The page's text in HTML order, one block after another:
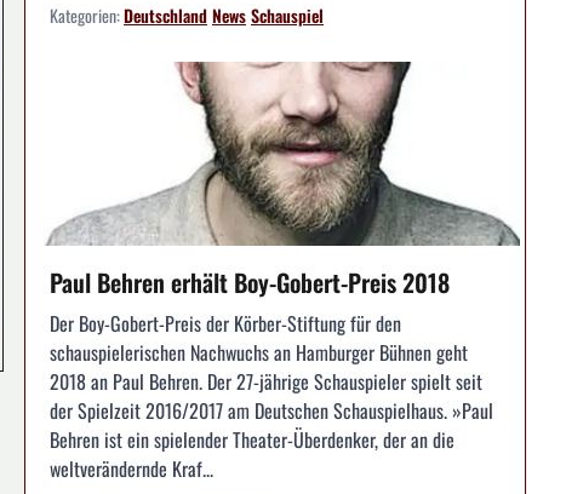
Kategorien:DeutschlandNewsSchauspiel
Paul Behren erhält Boy-Gobert-Preis 2018
Der Boy-Gobert-Preis der Körber-Stiftung für den
schauspielerischen Nachwuchs an Hamburger Bühnen geht
2018 an Paul Behren. Der 27-jährige Schauspieler spielt seit
der Spielzeit 2016/2017 am Deutschen Schauspielhaus. »Paul
Behren ist ein spielender Theater-Überdenker, der an die
weltverändernde Kraf...